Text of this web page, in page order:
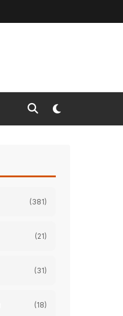
(381)
(21)
(31)
(18)